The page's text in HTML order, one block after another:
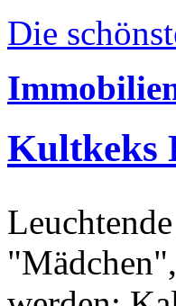
Die
Kultkeks